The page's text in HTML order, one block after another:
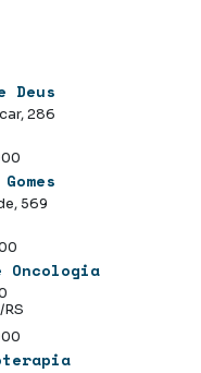
Deus
286
569
Oncologia